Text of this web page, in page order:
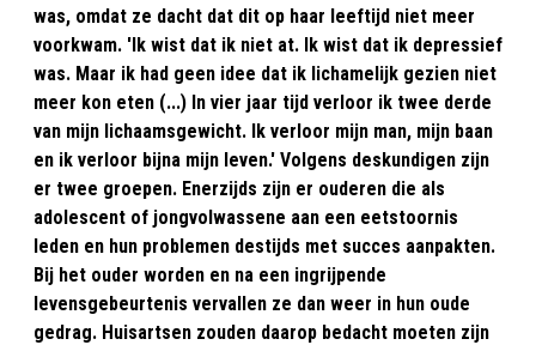
was, omdat ze dacht dat dit op haar leeftijd niet meer
voorkwam. 'Ik wist dat ik niet at. Ik wist dat ik depressief
was. Maar ik had geen idee dat ik lichamelijk gezien niet
meer kon eten (...) In vier jaar tijd verloor ik twee derde
van mijn lichaamsgewicht. Ik verloor mijn man, mijn baan
en ik verloor bijna mijn leven.' Volgens deskundigen zijn
er twee groepen. Enerzijds zijn er ouderen die als
adolescent of jongvolwassene aan een eetstoornis
leden en hun problemen destijds met succes aanpakten.
Bij het ouder worden en na een ingrijpende
levensgebeurtenis vervallen ze dan weer in hun oude
gedrag. Huisartsen zouden daarop bedacht moeten zijn